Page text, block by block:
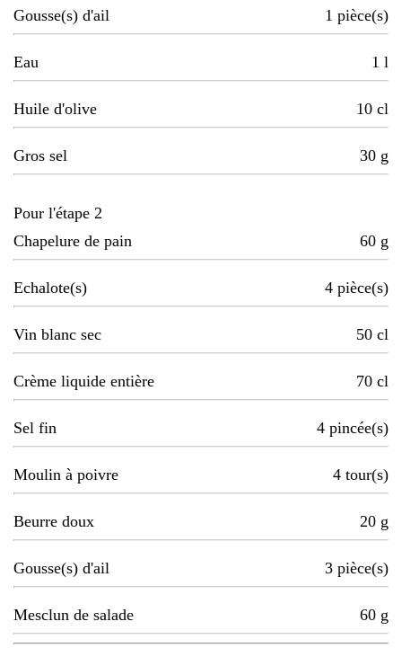
Gousse(s) d'ail 1 pièce(s)
Eau 1 l
Huile d'olive 10 cl
Gros sel 30 g
Pour l'étape 2
Chapelure de pain
60 g
Echalote(s) 4 pièce(s)
Vin blanc sec 50 cl
Crème liquide entière 70 cl
Sel fin 4 pincée(s)
Moulin à poivre 4 tour(s)
Beurre doux 20 g
Gousse(s) d'ail 3 pièce(s)
Mesclun de salade 60 g